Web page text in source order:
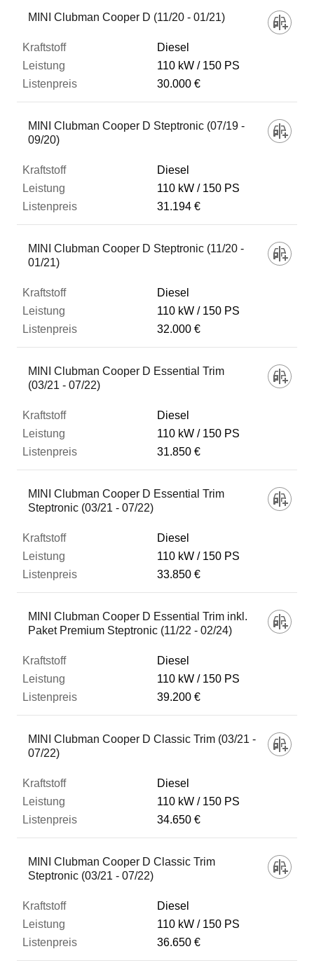
MINI Clubman Cooper D (11/20 - 01/21)
Diesel
110 kW
150 PS
30.000 €
MINI Clubman Cooper D Steptronic (07/19 -
09/20)
Diesel
110 kW
150 PS
31.194 €
MINI Clubman Cooper D Steptronic (11/20 -
01/21)
Diesel
110 kW
150 PS
32.000 €
MINI Clubman Cooper D Essential Trim
(03/21 - 07/22)
Diesel
110 kW
150 PS
31.850 €
MINI Clubman Cooper D Essential Trim
Steptronic (03/21 - 07/22)
Diesel
110 kW
150 PS
33.850 €
MINI Clubman Cooper D Essential Trim inkl.
Paket Premium Steptronic (11/22 - 02/24)
Diesel
110 kW
150 PS
39.200 €
MINI Clubman Cooper D Classic Trim (03/21 -
07/22)
Diesel
110 kW
150 PS
34.650 €
MINI Clubman Cooper D Classic Trim
Steptronic (03/21 - 07/22)
Diesel
110 kW
150 PS
36.650 €